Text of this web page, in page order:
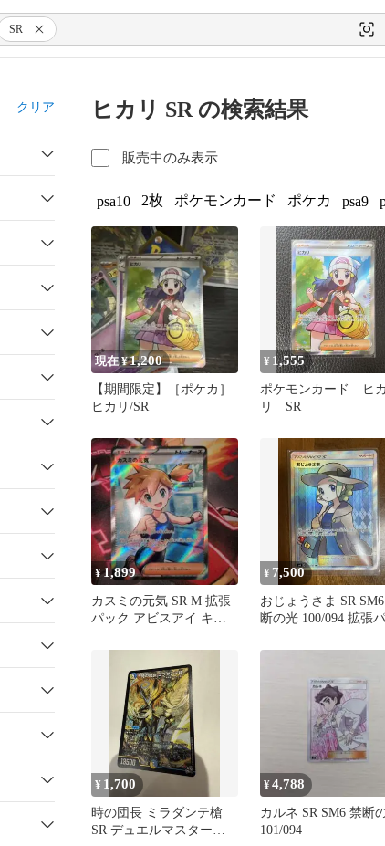
SR
クリア ヒカリ SR の検索結果
販売中のみ表示
psa10 2枚 ポケモンカード ポケカ psa9
現在 ¥1,200
【期間限定】［ポケカ］
ヒカリ/SR
¥ 1,555
ポケモンカード ヒカ
リ SR
¥1,899
カスミの元気 SR M 拡張
パック アビスアイ キラ
¥ 7,500
おじょうさま SR
断の光 100/094 拡張パ
¥ 1,700
時の団長 ミラダンテ槍
SR デュエルマスターズ
¥4,788
カルネ SR SM6 禁断
101/094